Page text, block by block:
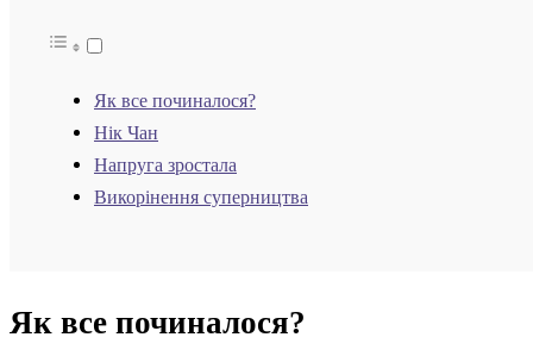
Як все починалося?
Нік Чан
Напруга зростала
Викорінення суперництва
Як все починалося?